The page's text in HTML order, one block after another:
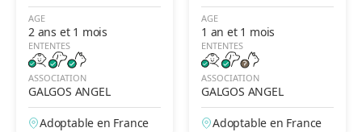
AGE
2 ans et 1 mois
ENTENTES
ASSOCIATION
GALGOS ANGEL
Adoptable en France
n x Setter Anglais
AGE
1 an et 1 mois
ENTENTES
ASSOCIATION
GALGOS ANGEL
Adoptable en France